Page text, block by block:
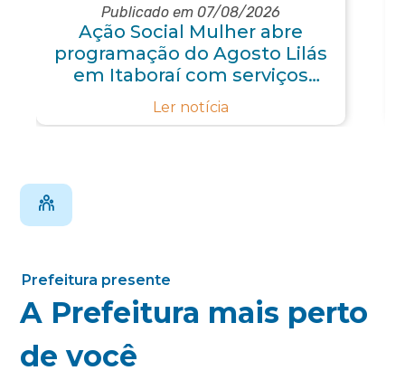
Publicado em 07/08/2026
Ação Social Mulher abre
programação do Agosto Lilás
em Itaboraí com serviços
gratuitos e orientações
Ler notícia
Prefeitura presente
A Prefeitura mais perto
de você